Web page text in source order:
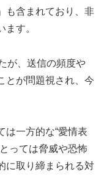
も含まれており、非
す。
が、送信の頻度や
とが問題視され、今
は一方的な“愛情表
っては脅威や恐怖
に取り締まられる対